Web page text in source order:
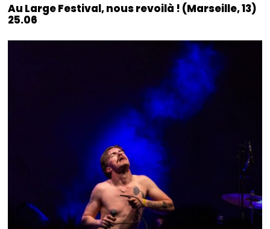
Au Large Festival, nous revoilà ! (Marseille, 13)
25.06